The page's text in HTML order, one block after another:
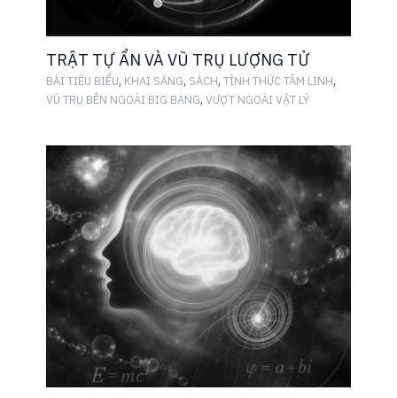
TRẬT TỰ ẨN VÀ VŨ TRỤ LƯỢNG TỬ
BÀI TIÊU BIỂU, KHAI SÁNG, SÁCH, TỈNH THỨC TÂM LINH,
VŨ TRỤ BÊN NGOÀI BIG BANG, VƯỢT NGOÀI VẬT LÝ